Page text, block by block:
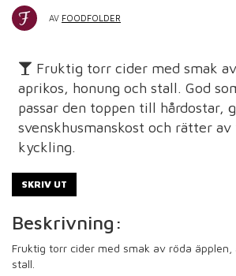
AV FOODFOLDER
Fruktig torr cider med smak
aprikos, honung och stall. God
passar den toppen till hårdostar,
svenskhusmanskost och rätter
kyckling.
SKRIV UT
Beskrivning:
Fruktig torr cider med smak av röda äpplen,
stall.